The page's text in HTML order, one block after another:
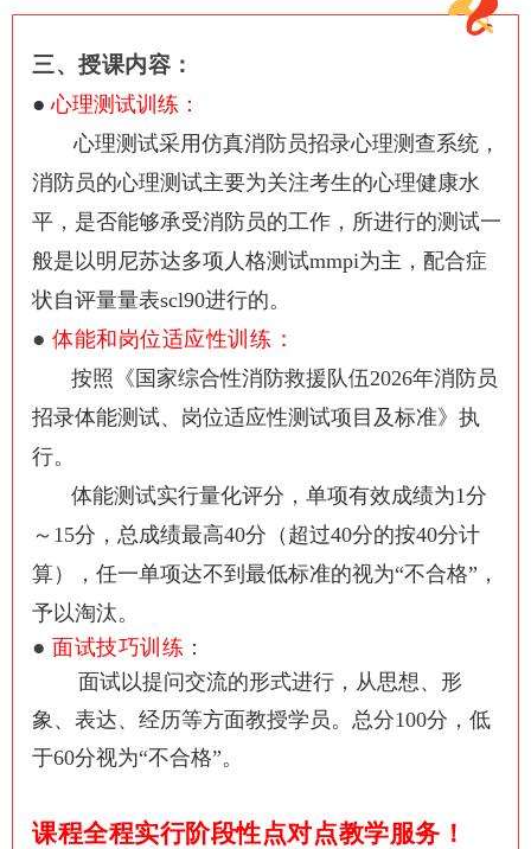
三、授课内容：
●心理测试训练：
心理测试采用仿真消防员招录心理测查系统，
消防员的心理测试主要为关注考生的心理健康水
平，是否能够承受消防员的工作，所进行的测试一
般是以明尼苏达多项人格测试mmpi为主，配合症
状自评量量表scl90进行的。
●体能和岗位适应性训练 ：
按照《国家综合性消防救援队伍2026年消防员
招录体能测试、岗位适应性测试项目及标准》执
行。
体能测试实行量化评分，单项有效成绩为1分
～15分，总成绩最高40分（超过40分的按40分计
算），任一单项达不到最低标准的视为“不合格”，
予以淘汰。
●面试技巧训练 ：
面试以提问交流的形式进行，从思想、形
象、表达、经历等方面教授学员。 总分100分，低
于60分视为“不合格”。
课程全程实行阶段性点对点教学服务！